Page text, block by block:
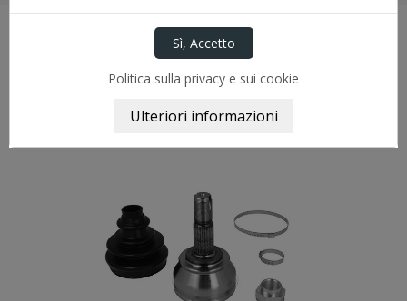
Politica sulla privacy e sui cookie